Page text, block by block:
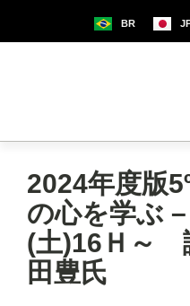
BR
2024年度版
の心を学ぶ
(土)16Ｈ～
田豊氏